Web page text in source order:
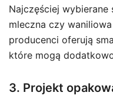
Najczęściej wybierane
mleczna czy
producenci oferują
które mogą
3. Projekt